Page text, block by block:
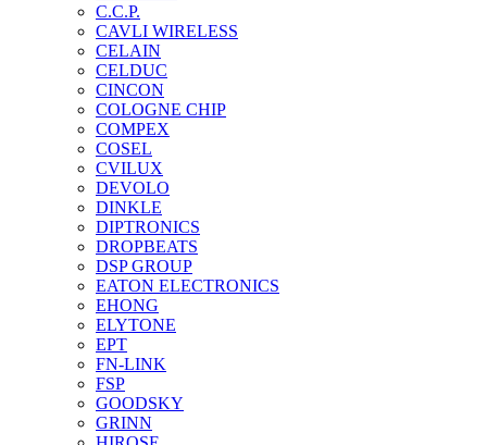
C.C.P.
CAVLI WIRELESS
CELAIN
CELDUC
CINCON
COLOGNE CHIP
COMPEX
COSEL
CVILUX
DEVOLO
DINKLE
DIPTRONICS
DROPBEATS
DSP GROUP
EATON ELECTRONICS
EHONG
ELYTONE
EPT
FN-LINK
FSP
GOODSKY
GRINN